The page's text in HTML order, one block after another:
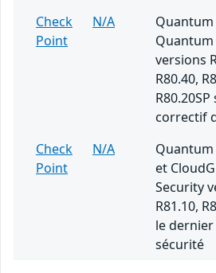
Check
Point
N/A
Quantum
versions
R80.40,
correctif
Check
Point
N/A
Quantum
et
Security
R81.10,
le
sécurité